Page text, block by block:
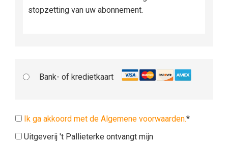
stopzetting van uw abonnement.
Bank- of kredietkaart
Ik ga akkoord met de Algemene voorwaarden.*
Uitgeverij 't Pallieterke ontvangt mijn